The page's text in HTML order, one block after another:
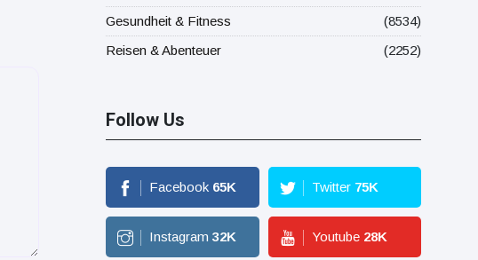
Gesundheit & Fitness
(8534)
Reisen & Abenteuer
(2252)
Follow Us
Facebook 65K Twitter 75K
Instagram 32K Youtube 28K